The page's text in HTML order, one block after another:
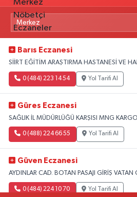
Barıs Eczanesi
SİİRT EĞİTİM ARAŞTIRMA HASTANESİ VE
0 (484) 223 14 54 Yol Tarifi Al
Güres Eczanesi
SAĞLIK İL MÜDÜRLÜĞÜ KARŞISI MNG KARGO
0 (488) 224 66 55 Yol Tarifi Al
Güven Eczanesi
AYDINLAR CAD. BOTAN PASAJI GİRİŞ VATAN
0 (484) 224 10 70 Yol Tarifi Al